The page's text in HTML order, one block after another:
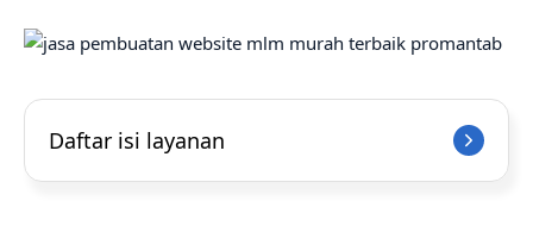
Daftar isi layanan